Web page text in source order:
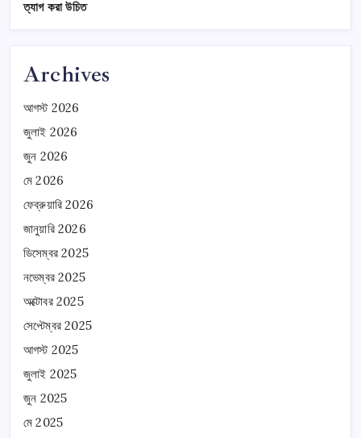
ত্যাগ করা উচিত
Archives
আগস্ট 2026
জুলাই 2026
জুন 2026
মে 2026
ফেব্রুয়ারি 2026
জানুয়ারি 2026
ডিসেম্বর 2025
নভেম্বর 2025
অক্টোবর 2025
সেপ্টেম্বর 2025
আগস্ট 2025
জুলাই 2025
জুন 2025
মে 2025